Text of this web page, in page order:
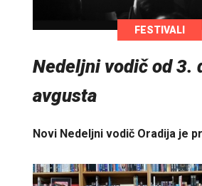
FESTIVALI
Nedeljni vodič od 3.
avgusta
Novi Nedeljni vodič Oradija je